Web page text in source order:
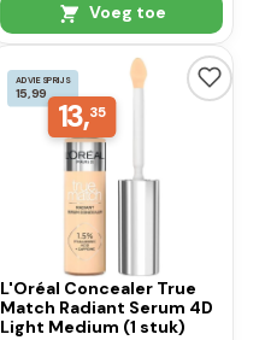
Voeg toe
ADVIESPRIJS
15,99
13,35
L'Oréal Concealer True
Match Radiant Serum 4D
Light Medium (1 stuk)